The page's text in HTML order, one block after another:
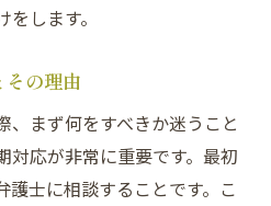
します。
の理由
、まず何をすべきか迷うこと
対応が非常に重要です。最初
護士に相談することです。こ